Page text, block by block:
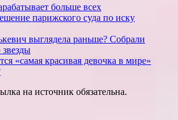
больше всех
парижского суда по иску
выглядела раньше? Собрали
«самая красивая девочка в мире»
на источник обязательна.